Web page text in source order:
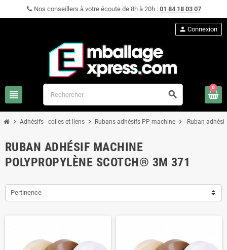
Nos conseillers à votre écoute de 8h à 20h : 01 84 18 03 07
view_headline search
person Connexion
0
chevron_right Adhésifs - colles et liens chevron_right Rubans adhésifs PP machine chevron_right Ruban
RUBAN ADHÉSIF MACHINE
POLYPROPYLÈNE SCOTCH® 3M 371
Pertinence